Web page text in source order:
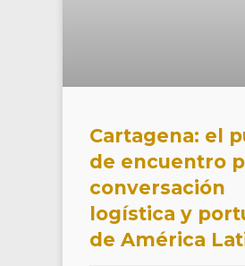
Cartagena: el
de encuentro
conversación
logística y
de América